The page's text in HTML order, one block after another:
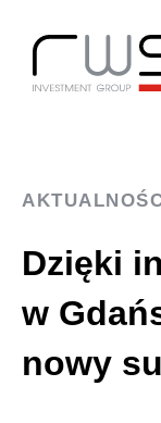
Dzięki
w
nowy